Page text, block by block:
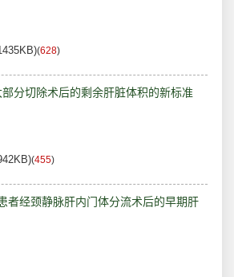
(628)
分切除术后的剩余肝脏体积的新标准
(455)
者经颈静脉肝内门体分流术后的早期肝